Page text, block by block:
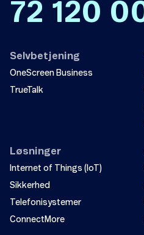
72 120
Selvbetjening
OneScreen Business
TrueTalk
Løsninger
Internet of Things (IoT)
Sikkerhed
Telefonisystemer
ConnectMore